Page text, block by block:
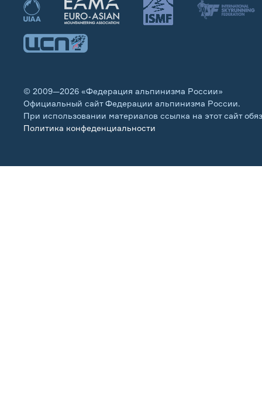
© 2009—2026 «Федерация альпинизма России»
Официальный сайт Федерации альпинизма России.
При использовании материалов ссылка на этот сайт
Политика конфеденциальности